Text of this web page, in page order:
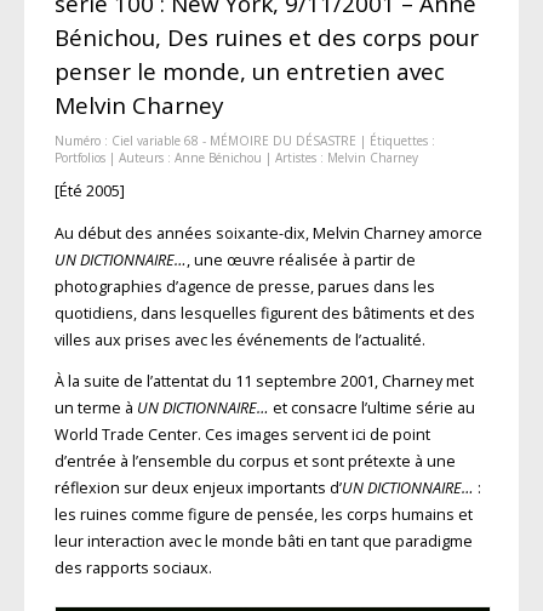
Bénichou, Des ruines et des corps pour
penser le monde, un entretien avec
Melvin Charney
Numéro : Ciel variable 68 - MÉMOIRE DU DÉSASTRE | Étiquettes :
Portfolios| Auteurs : Anne Bénichou | Artistes : Melvin Charney
[Été 2005]
Au début des années soixante-dix, Melvin Charney amorce
UN DICTIONNAIRE…, une œuvre réalisée à partir de
photographies d’agence de presse, parues dans les
quotidiens, dans lesquelles figurent des bâtiments et des
villes aux prises avec les événements de l’actualité.
À la suite de l’attentat du 11 septembre 2001, Charney met
un terme à UN DICTIONNAIRE… et consacre l’ultime série au
World Trade Center. Ces images servent ici de point
d’entrée à l’ensemble du corpus et sont prétexte à une
réflexion sur deux enjeux importants d’UN DICTIONNAIRE… :
les ruines comme figure de pensée, les corps humains et
leur interaction avec le monde bâti en tant que paradigme
des rapports sociaux.